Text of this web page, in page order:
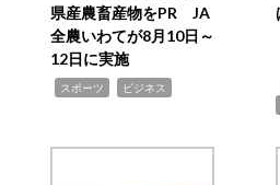
県産農畜産物をPR JA
全農いわてが8月10日～
12日に実施
スポーツ ビジネス